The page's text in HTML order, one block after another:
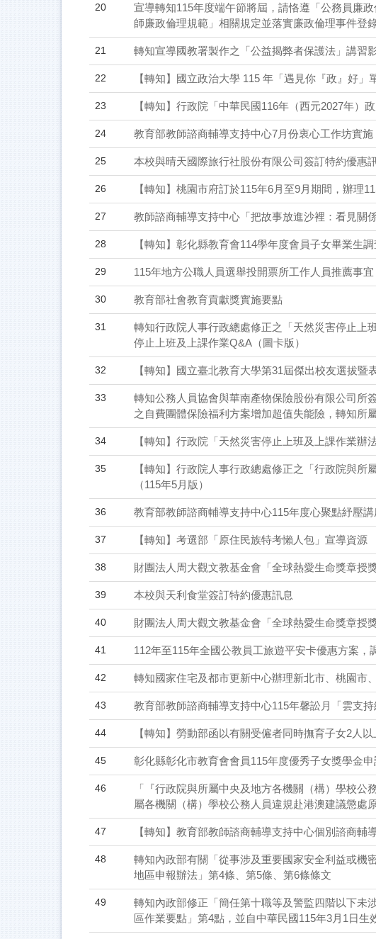
20
宣導轉知115年度端午節將屆，請恪遵「公務員廉
師廉政倫理規範」相關規定並落實廉政倫理事件登
21 轉知宣導國教署製作之「公益揭弊者保護法」講習
22 【轉知】國立政治大學 115 年「遇見你『政』好」
23 【轉知】行政院「中華民國116年（西元2027年）
24 教育部教師諮商輔導支持中心7月份衷心工作坊實施
25 本校與晴天國際旅行社股份有限公司簽訂特約優惠
26 【轉知】桃園市府訂於115年6月至9月期間，辦理
27 教師諮商輔導支持中心「把故事放進沙裡：看見關
28 【轉知】彰化縣教育會114學年度會員子女畢業生調
29 115年地方公職人員選舉投開票所工作人員推薦事宜
30 教育部社會教育貢獻獎實施要點
31
轉知行政院人事行政總處修正之「天然災害停止上
停止上班及上課作業Q&A（圖卡版）
32 【轉知】國立臺北教育大學第31屆傑出校友選拔暨
33
轉知公務人員協會與華南產物保險股份有限公司所
之自費團體保險福利方案增加超值失能險，轉知所屬
34 【轉知】行政院「天然災害停止上班及上課作業辦
35
【轉知】行政院人事行政總處修正之「行政院與
（115年5月版）
36 教育部教師諮商輔導支持中心115年度心聚點紓壓
37 【轉知】考選部「原住民族特考懶人包」宣導資源
38 財團法人周大觀文教基金會「全球熱愛生命獎章授獎
39 本校與天利食堂簽訂特約優惠訊息
40 財團法人周大觀文教基金會「全球熱愛生命獎章授獎
41 112年至115年全國公教員工旅遊平安卡優惠方案，
42 轉知國家住宅及都市更新中心辦理新北市、桃園市
43 教育部教師諮商輔導支持中心115年馨訟月「雲支
44 【轉知】勞動部函以有關受僱者同時撫育子女2人
45 彰化縣彰化市教育會會員115年度優秀子女獎學金申
46
「『行政院與所屬中央及地方各機關（構）學校
屬各機關（構）學校公務人員違規赴港澳建議懲處
47 【轉知】教育部教師諮商輔導支持中心個別諮商輔
48
轉知內政部有關「從事涉及重要國家安全利益或機
地區申報辦法」第4條、第5條、第6條條文
49
轉知內政部修正「簡任第十職等及警監四階以下未
區作業要點」第4點，並自中華民國115年3月1日生